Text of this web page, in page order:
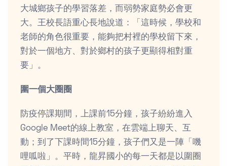
大城鄉孩子的學習落差，而弱勢家庭勢必會更
大。王校長語重心長地說道：「這時候，學校和
老師的角色很重要，能夠把村裡的學校留下來，
對於一個地方、對於鄉村的孩子更顯得相對重
要」。
圍一個大圈圈
防疫停課期間，上課前15分鐘，孩子紛紛進入
Google Meet的線上教室，在雲端上聊天、互
動；到了下課時間15分鐘，孩子們又是一陣「嘰
哩呱啦」。平時，龍昇國小的每一天都是以圍圈